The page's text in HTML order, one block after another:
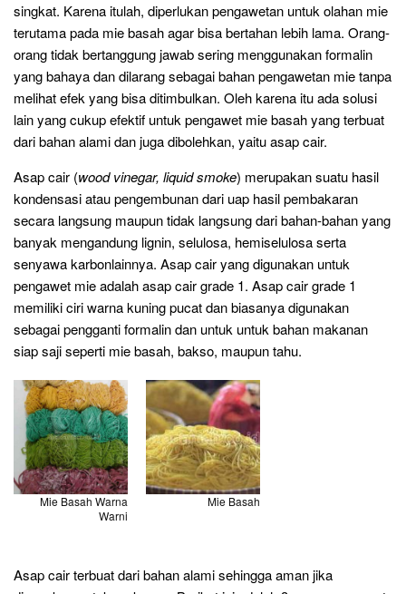
singkat. Karena itulah, diperlukan pengawetan untuk olahan mie
terutama pada mie basah agar bisa bertahan lebih lama. Orang-
orang tidak bertanggung jawab sering menggunakan formalin
yang bahaya dan dilarang sebagai bahan pengawetan mie tanpa
melihat efek yang bisa ditimbulkan. Oleh karena itu ada solusi
lain yang cukup efektif untuk pengawet mie basah yang terbuat
dari bahan alami dan juga dibolehkan, yaitu asap cair.
Asap cair (wood vinegar, liquid smoke) merupakan suatu hasil
kondensasi atau pengembunan dari uap hasil pembakaran
secara langsung maupun tidak langsung dari bahan-bahan yang
banyak mengandung lignin, selulosa, hemiselulosa serta
senyawa karbonlainnya. Asap cair yang digunakan untuk
pengawet mie adalah asap cair grade 1. Asap cair grade 1
memiliki ciri warna kuning pucat dan biasanya digunakan
sebagai pengganti formalin dan untuk untuk bahan makanan
siap saji seperti mie basah, bakso, maupun tahu.
Mie Basah Warna
Warni
Mie Basah
Asap cair terbuat dari bahan alami sehingga aman jika